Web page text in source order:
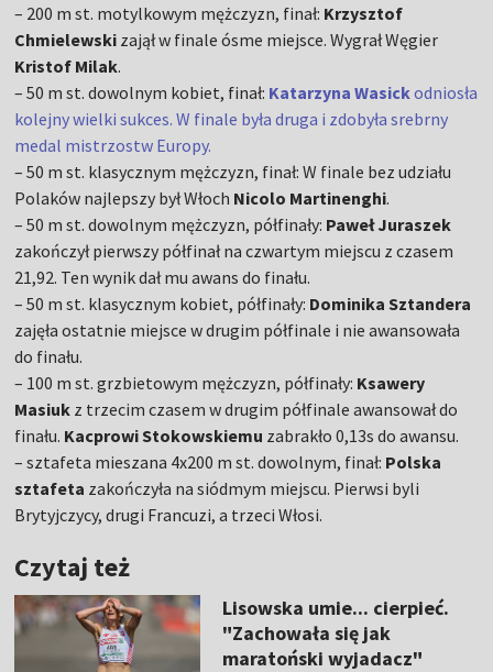
– 200 m st. motylkowym mężczyzn, finał: Krzysztof
Chmielewski zajął w finale ósme miejsce. Wygrał Węgier
Kristof Milak.
– 50 m st. dowolnym kobiet, finał: Katarzyna Wasickodniosła
kolejny wielki sukces. W finale była druga i zdobyła srebrny
medal mistrzostw Europy.
– 50 m st. klasycznym mężczyzn, finał: W finale bez udziału
Polaków najlepszy był Włoch Nicolo Martinenghi.
– 50 m st. dowolnym mężczyzn, półfinały: Paweł Juraszek
zakończył pierwszy półfinał na czwartym miejscu z czasem
21,92. Ten wynik dał mu awans do finału.
– 50 m st. klasycznym kobiet, półfinały: Dominika Sztandera
zajęła ostatnie miejsce w drugim półfinale i nie awansowała
do finału.
– 100 m st. grzbietowym mężczyzn, półfinały: Ksawery
Masiuk z trzecim czasem w drugim półfinale awansował do
finału. Kacprowi Stokowskiemu zabrakło 0,13s do awansu.
– sztafeta mieszana 4x200 m st. dowolnym, finał: Polska
sztafeta zakończyła na siódmym miejscu. Pierwsi byli
Brytyjczycy, drugi Francuzi, a trzeci Włosi.
Czytaj też
Lisowska umie... cierpieć.
"Zachowała się jak
maratoński wyjadacz"